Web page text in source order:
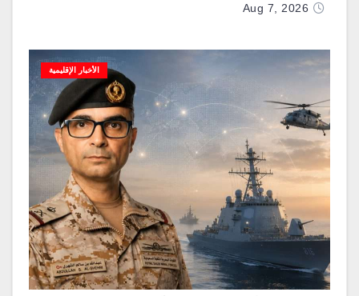
Aug 7, 2026
الأخبار الإقليمية